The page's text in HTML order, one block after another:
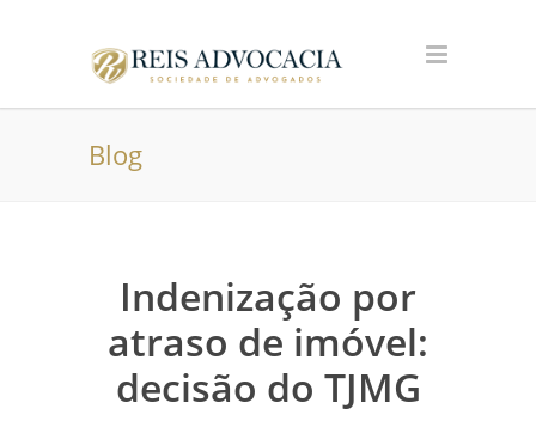
Blog
Indenização por
atraso de imóvel:
decisão do TJMG